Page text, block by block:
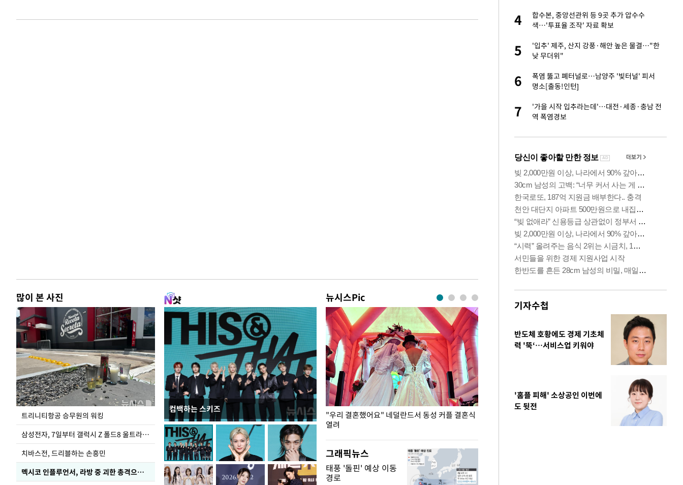
많이 본 사진
트리니티항공 승무원의 워킹
삼성전자, 7일부터 갤럭시 Z 폴드8 울트라·폴드8·플립8 출시
치바스전, 드리블하는 손흥민
멕시코 인플루언서, 라방 중 괴한 총격으로 사망
컴백하는 스키즈
뉴시스Pic
입추 코앞인데 전국엔 찜통 더위
"우리 결혼했어요" 네덜란드서 동성 커플 결혼식
열려
이 대통령, '청
총력 대응'
그래픽뉴스
태풍 '돌핀' 예상 이동
경로
4 4
합수본, 중앙선관위 등 9곳 추가 압수수
색…'투표율 조작' 자료 확보
5
'입추' 제주, 산지 강풍·해안 높은 물결…"한
낮 무더위"
6
폭염 뚫고 폐터널로…남양주 '빛터널' 피서
명소[출동!인턴]
7
'가을 시작 입추라는데'…대전·세종·충남 전
역 폭염경보
기자수첩
반도체 호황에도 경제 기초체
력 '뚝‘…서비스업 키워야
'홈플 피해' 소상공인 이번에
도 뒷전